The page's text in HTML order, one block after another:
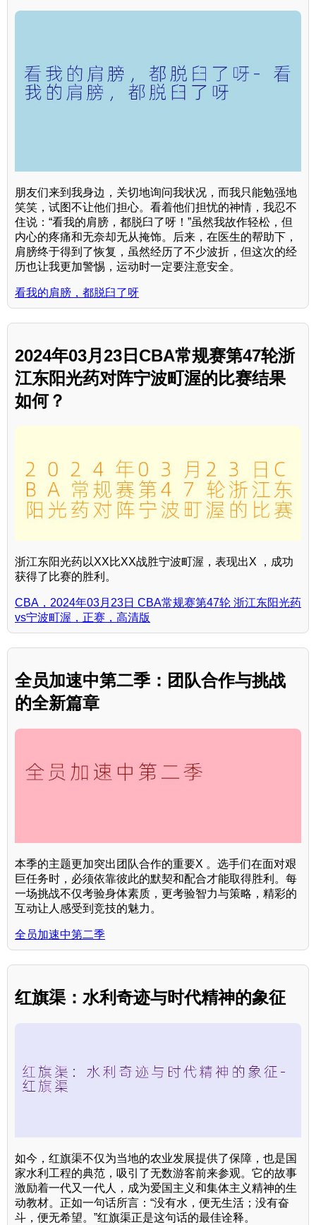
朋友们来到我身边，关切地询问我状况，而我只能勉强地
笑笑，试图不让他们担心。看着他们担忧的神情，我忍不
住说：“看我的肩膀，都脱臼了呀！”虽然我故作轻松，但
内心的疼痛和无奈却无从掩饰。后来，在医生的帮助下，
肩膀终于得到了恢复，虽然经历了不少波折，但这次的经
历也让我更加警惕，运动时一定要注意安全。
看我的肩膀，都脱臼了呀
2024年03月23日CBA常规赛第47轮浙
江东阳光药对阵宁波町渥的比赛结果
如何？
浙江东阳光药以XX比XX战胜宁波町渥，表现出X ，成功
获得了比赛的胜利。
CBA，2024年03月23日 CBA常规赛第47轮 浙江东阳光药
vs宁波町渥，正赛，高清版
全员加速中第二季：团队合作与挑战
的全新篇章
本季的主题更加突出团队合作的重要X 。选手们在面对艰
巨任务时，必须依靠彼此的默契和配合才能取得胜利。每
一场挑战不仅考验身体素质，更考验智力与策略，精彩的
互动让人感受到竞技的魅力。
全员加速中第二季
红旗渠：水利奇迹与时代精神的象征
如今，红旗渠不仅为当地的农业发展提供了保障，也是国
家水利工程的典范，吸引了无数游客前来参观。它的故事
激励着一代又一代人，成为爱国主义和集体主义精神的生
动教材。正如一句话所言：“没有水，便无生活；没有奋
斗，便无希望。”红旗渠正是这句话的最佳诠释。